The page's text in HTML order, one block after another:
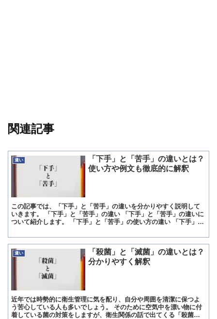
関連記事
違い
「下手」と「苦手」の違いとは？
使い方や例文も徹底的に解釈
この記事では、「下手」と「苦手」の違いを分かりやすく説明して
いきます。 「下手」と「苦手」の違い 「下手」と「苦手」の違いに
ついて紹介します。 「下手」と「苦手」の使い方の違い 「下手」
違い
「殺菌」と「滅菌」の違いとは？
分かりやすく解釈
近年では時勢的に衛生管理に気を配り、自分や周囲を清潔に保つよ
う苦心している人も多いでしょう。 そのために空気中を漂い物に付
着している菌の対策をしますが、衛生関係の話で出てくる「殺菌」